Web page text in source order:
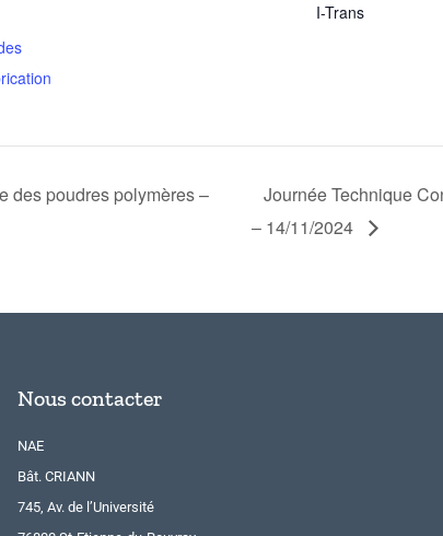
I-Trans
des poudres polymères –
Journée Technique
– 14/11/2024
Nous contacter
NAE
Bât. CRIANN
745, Av. de l’Université